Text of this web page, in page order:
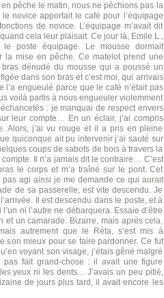
pêche le matin, nous ne pêchions pas la
novice apportait le café pour l’équipage
de novice. L’équipage m’avait dit
cela leur plaisait. Ce jour là, Emile L.,
poste équipage. Le mousse dormait
la mise en pêche. Ce matelot prend une
dénudé du mousse qui a poussé un
dans son bras et c’est moi, qui arrivais
l’a engueulé parce que le café n’était pas
voilà partis à nous engueuler violemment
: je manquai de respect envers
leur compte… En un éclair, j’ai compris
Alors, j’ai vu rouge et il a pris en pleine
quiconque ait pu intervenir j’ai sauté sur
coups de sabots de bois à travers la
Il n’a jamais dit le contraire… C’est
le corps et m’a traîné sur le pont. Cet
pas agi ainsi je me demande ce qui aurait
de sa passerelle, est vite descendu. Je
Il est descendu dans le poste, et à
ni l’autre ne débarquera. Essaie d’être
et un camarade. Bizarre, mais après cela,
autrement que le Réta, s’est mis à
son mieux pour se faire pardonner. Ce fut
voyant son visage, j’étais gêné malgré
fait grand-chose : il avait une figure
yeux ni les dents… J’avais un peu pitié,
de jours plus tard, il avait encore les